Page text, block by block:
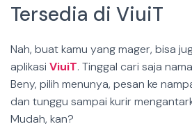
Tersedia di ViuiT
Nah, buat kamu yang mager, bisa
aplikasi ViuiT. Tinggal cari saja
Beny, pilih menunya, pesan ke
dan tunggu sampai kurir
Mudah, kan?